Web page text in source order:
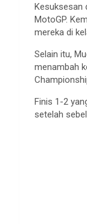
Kesuksesan
MotoGP.
mereka di
Selain itu,
menambah
Finis 1-2
setelah